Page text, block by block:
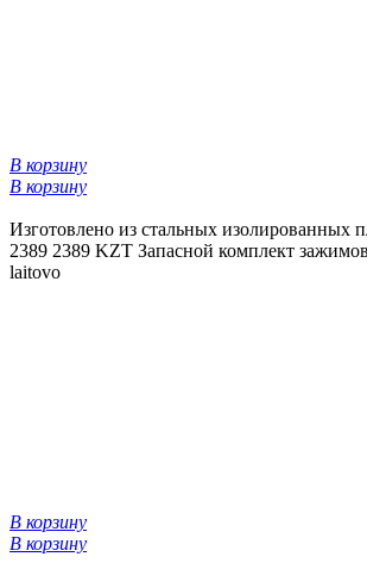
В корзину
В корзину
Изготовлено из стальных изолированных
2389 2389 KZT Запасной комплект
laitovo
В корзину
В корзину